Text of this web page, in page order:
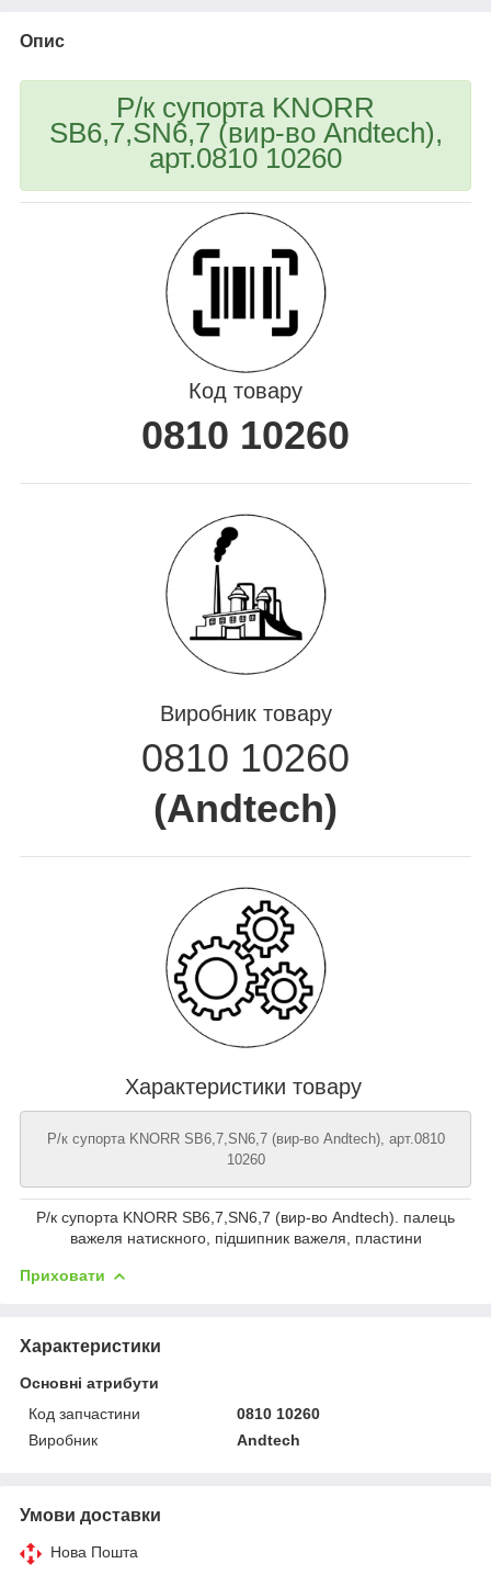
Опис
Р/к супорта KNORR
SB6,7,SN6,7 (вир-во Andtech),
арт.0810 10260
Код товару
0810 10260
Виробник товару
0810 10260
(Andtech)
Характеристики товару
Р/к супорта KNORR SB6,7,SN6,7 (вир-во Andtech), арт.0810
10260
Р/к супорта KNORR SB6,7,SN6,7 (вир-во Andtech). палець
важеля натискного, підшипник важеля, пластини
Приховати
Характеристики
Основні атрибути
Код запчастини
0810 10260
Виробник
Andtech
Умови доставки
Нова Пошта